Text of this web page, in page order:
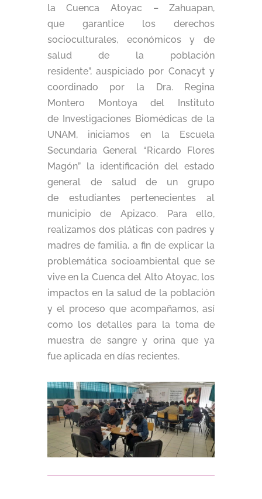
la Cuenca Atoyac – Zahuapan,
que garantice los derechos
socioculturales, económicos y de
salud de la población
residente”, auspiciado por Conacyt y
coordinado por la Dra. Regina
Montero Montoya del Instituto
de Investigaciones Biomédicas de la
UNAM, iniciamos en la Escuela
Secundaria General “Ricardo Flores
Magón” la identificación del estado
general de salud de un grupo
de estudiantes pertenecientes al
municipio de Apizaco. Para ello,
realizamos dos pláticas con padres y
madres de familia, a fin de explicar la
problemática socioambiental que se
vive en la Cuenca del Alto Atoyac, los
impactos en la salud de la población
y el proceso que acompañamos, así
como los detalles para la toma de
muestra de sangre y orina que ya
fue aplicada en días recientes.